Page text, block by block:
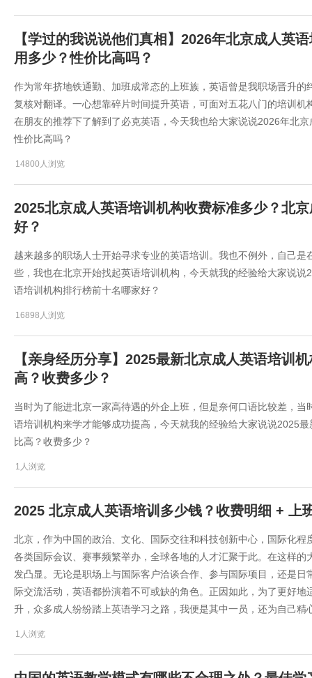
【学过的我说说他们真相】2026年北京成人英
用多少？性价比高吗？
作为常年挤地铁通勤、加班成常态的上班族，英语曾是我职场晋升
复核对翻译。一心想靠碎片时间提升英语，可面对五花八门的培训
在朋友的推荐下了解到了必克英语，今天我也给大家说说​2026年北
性价比高吗？
14800人浏览
2025北京成人英语培训机构收费标准多少？北
好？
越来越多的职场人士开始寻求专业的英语培训。我也不例外，自己
些，我也在北京开始找起英语培训机构，今天就我的经验给大家说
语培训机构排行榜前十名哪家好？
16898人浏览
【亲身经历分享】2025最新北京成人英语培训
高？收费多少？
当时为了能进北京一家高待遇的外企上班，但是奈何口语比较差，
语培训机构来学才能够成功提高，今天就我的经验给大家说说2025
比高？收费多少？
1人浏览
2025 北京成人英语培训多少钱？收费明细 + 上
北京，作为中国的政治、文化、国际交往和科技创新中心，国际化
各类国际会议、赛事频繁举办，全球各地的人才汇聚于此。在这样
发凸显。无论是职场上与国际客户洽谈合作、参与国际项目，还是
际交流活动，英语都扮演着不可或缺的角色。正因如此，为了更好
升，众多成人纷纷踏上英语学习之路，我便是其中一员，还为自己精
1人浏览